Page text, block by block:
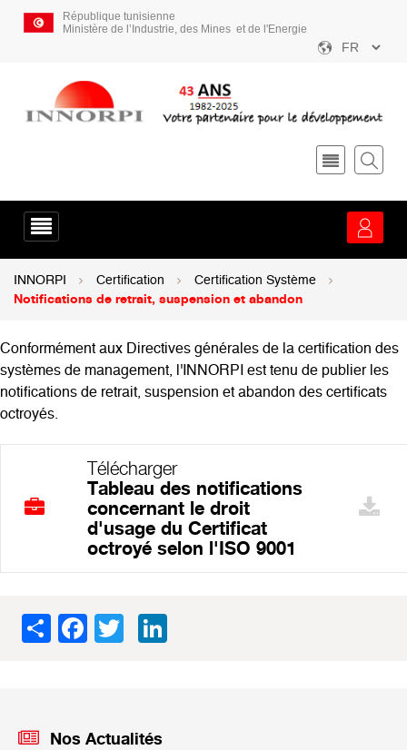
contenu
République tunisienne
Ministère de l’Industrie, des Mines et de l'Energie
Select
service
Fil
d'Ariane
INNORPI Certification Certification Système
Notifications de retrait, suspension et abandon
Conformément aux Directives générales de la certification des
systèmes de management, l'INNORPI est tenu de publier les
notifications de retrait, suspension et abandon des certificats
octroyés.
Télécharger
Tableau des notifications
concernant le droit
d'usage du Certificat
octroyé selon l'ISO 9001
ShareFacebook
Twitter
Nos Actualités